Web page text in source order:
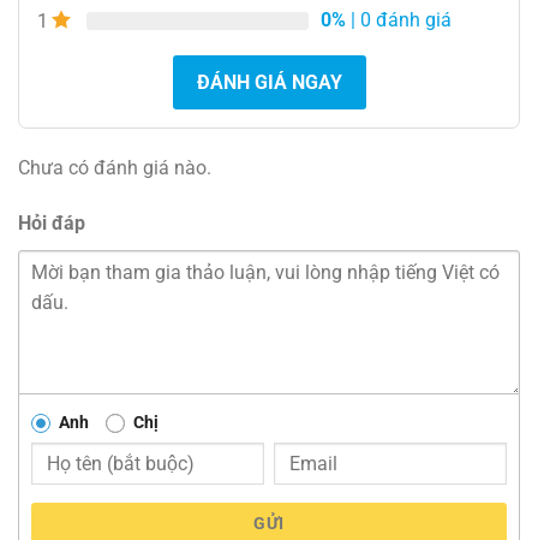
1
0% | 0 đánh giá
ĐÁNH GIÁ NGAY
Chưa có đánh giá nào.
Hỏi đáp
Anh Chị
GỬI